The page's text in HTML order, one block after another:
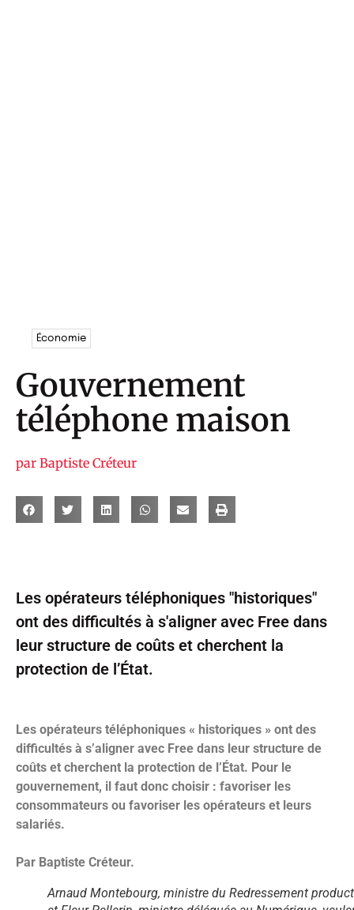
Économie
Gouvernement
téléphone maison
par Baptiste Créteur
Les opérateurs téléphoniques "historiques"
ont des difficultés à s'aligner avec Free dans
leur structure de coûts et cherchent la
protection de l’État.
Les opérateurs téléphoniques « historiques » ont des
difficultés à s’aligner avec Free dans leur structure de
coûts et cherchent la protection de l’État. Pour le
gouvernement, il faut donc choisir : favoriser les
consommateurs ou favoriser les opérateurs et leurs
salariés.
Par Baptiste Créteur.
Arnaud Montebourg, ministre du Redressement